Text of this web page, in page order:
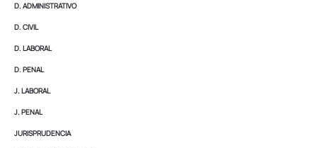
D. ADMINISTRATIVO
D. CIVIL
D. LABORAL
D. PENAL
J. LABORAL
J. PENAL
JURISPRUDENCIA